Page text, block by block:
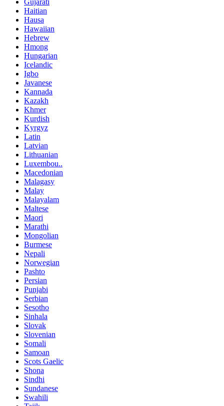
Haitian
Hausa
Hawaiian
Hebrew
Hmong
Hungarian
Icelandic
Igbo
Javanese
Kannada
Kazakh
Khmer
Kurdish
Kyrgyz
Latin
Latvian
Lithuanian
Luxembou..
Macedonian
Malagasy
Malay
Malayalam
Maltese
Maori
Marathi
Mongolian
Burmese
Nepali
Norwegian
Pashto
Persian
Punjabi
Serbian
Sesotho
Sinhala
Slovak
Slovenian
Somali
Samoan
Scots Gaelic
Shona
Sindhi
Sundanese
Swahili